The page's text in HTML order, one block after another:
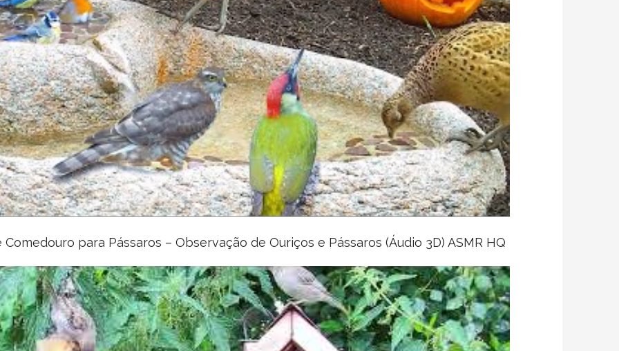
para Pássaros – Observação de Ouriços e Pássaros (Áudio 3D) ASMR HQ